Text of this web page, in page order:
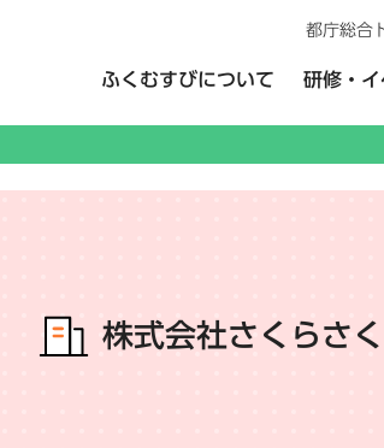
ふくむすびについて 研修・
都庁総合
株式会社さくらさ